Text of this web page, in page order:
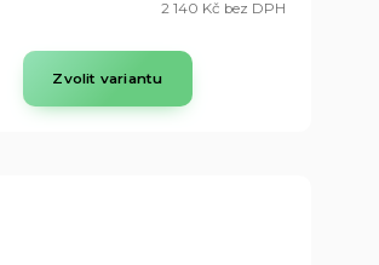
2 140 Kč bez DPH
Zvolit variantu